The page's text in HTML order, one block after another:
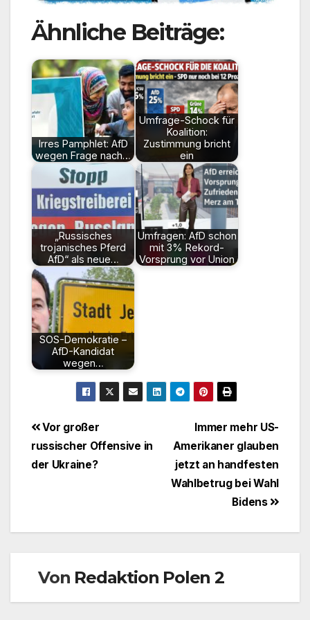
Ähnliche Beiträge:
Irres Pamphlet: AfD
wegen Frage nach…
Umfrage-Schock für
Koalition:
Zustimmung bricht
ein
„Russisches
trojanisches Pferd
AfD“ als neue…
Umfragen: AfD schon
mit 3% Rekord-
Vorsprung vor Union
SOS-Demokratie –
AfD-Kandidat
wegen…
BeitragsnavigationImmer mehr US-
Amerikaner glauben
jetzt an handfesten
Wahlbetrug bei Wahl
Bidens
Vor großer
russischer Offensive in
der Ukraine?
Von Redaktion Polen 2